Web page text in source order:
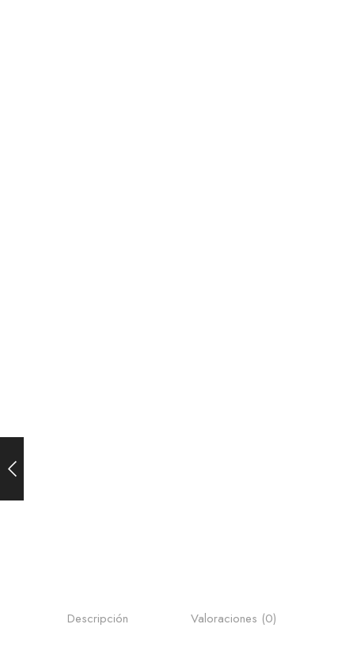
Descripción Valoraciones (0)